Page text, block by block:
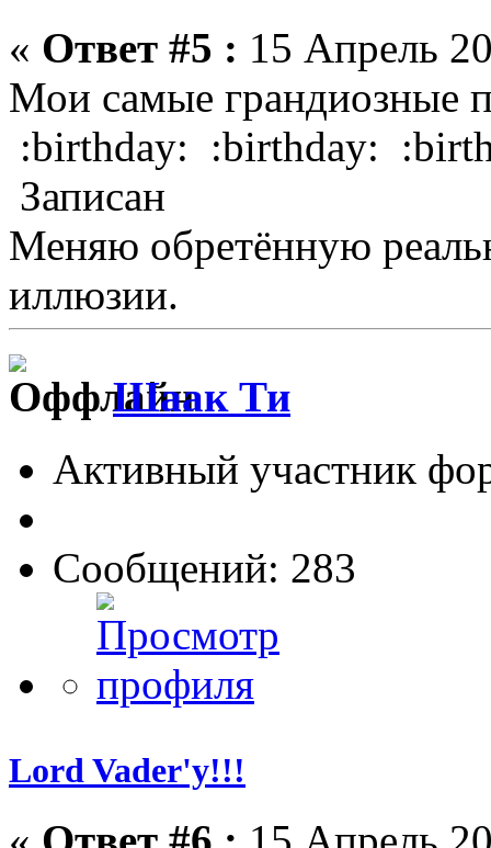
« Ответ #5 : 15 Апрель
Мои самые грандиозные
:birthday: :birthday:
Записан
Меняю обретённую
иллюзии.
Шаак Ти
Активный участник
Сообщений: 283
Lord Vader'у!!!